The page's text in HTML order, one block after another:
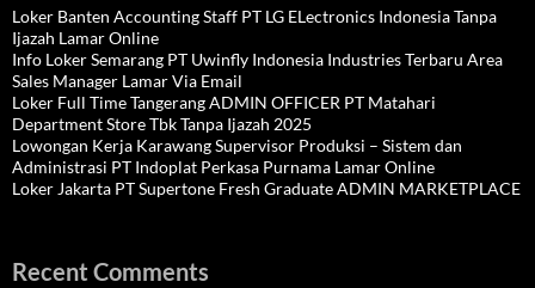
Loker Banten Accounting Staff PT LG ELectronics Indonesia Tanpa
Ijazah Lamar Online
Info Loker Semarang PT Uwinfly Indonesia Industries Terbaru Area
Sales Manager Lamar Via Email
Loker Full Time Tangerang ADMIN OFFICER PT Matahari
Department Store Tbk Tanpa Ijazah 2025
Lowongan Kerja Karawang Supervisor Produksi – Sistem dan
Administrasi PT Indoplat Perkasa Purnama Lamar Online
Loker Jakarta PT Supertone Fresh Graduate ADMIN MARKETPLACE
Recent Comments